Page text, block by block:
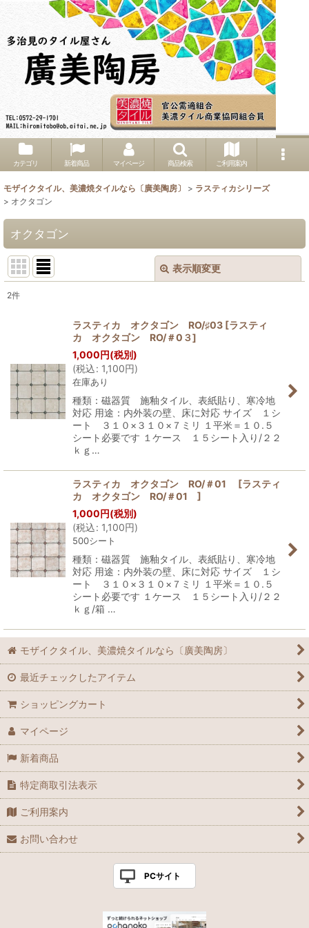
カテゴリ 新着商品 マイページ 商品検索 ご利用案内
モザイクタイル、美濃焼タイルなら〔廣美陶房〕 > ラスティカシリーズ
> オクタゴン
オクタゴン
表示順変更
2件
ラスティカ オクタゴン RO/♯03 [ラスティ
カ オクタゴン RO/＃0３]
1,000円(税別)
(税込: 1,100円)
在庫あり
種類：磁器質 施釉タイル、表紙貼り、寒冷地
対応 用途：内外装の壁、床に対応 サイズ １シ
ート ３１０×３１０×７ミリ １平米＝１０.５
シート必要です １ケース １５シート入り/２２
ｋｇ…
ラスティカ オクタゴン RO/＃01 [ラスティ
カ オクタゴン RO/＃01 ]
1,000円(税別)
(税込: 1,100円)
500シート
種類：磁器質 施釉タイル、表紙貼り、寒冷地
対応 用途：内外装の壁、床に対応 サイズ １シ
ート ３１０×３１０×７ミリ １平米＝１０.５
シート必要です １ケース １５シート入り/２２
ｋｇ/箱 …
モザイクタイル、美濃焼タイルなら〔廣美陶房〕
最近チェックしたアイテム
ショッピングカート
マイページ
新着商品
特定商取引法表示
ご利用案内
お問い合わせ
PCサイト